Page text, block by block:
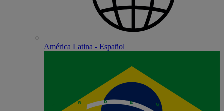
América Latina - Español